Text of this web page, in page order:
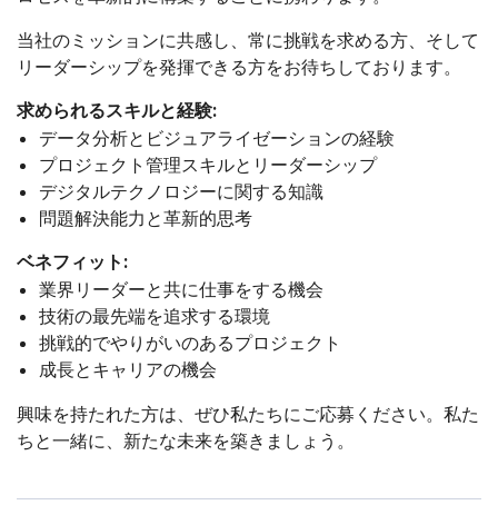
当社のミッションに共感し、常に挑戦を求める方、そして
リーダーシップを発揮できる方をお待ちしております。
求められるスキルと経験:
データ分析とビジュアライゼーションの経験
プロジェクト管理スキルとリーダーシップ
デジタルテクノロジーに関する知識
問題解決能力と革新的思考
ベネフィット:
業界リーダーと共に仕事をする機会
技術の最先端を追求する環境
挑戦的でやりがいのあるプロジェクト
成長とキャリアの機会
興味を持たれた方は、ぜひ私たちにご応募ください。私た
ちと一緒に、新たな未来を築きましょう。